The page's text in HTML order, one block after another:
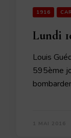
1916
Lundi
Louis
595ème